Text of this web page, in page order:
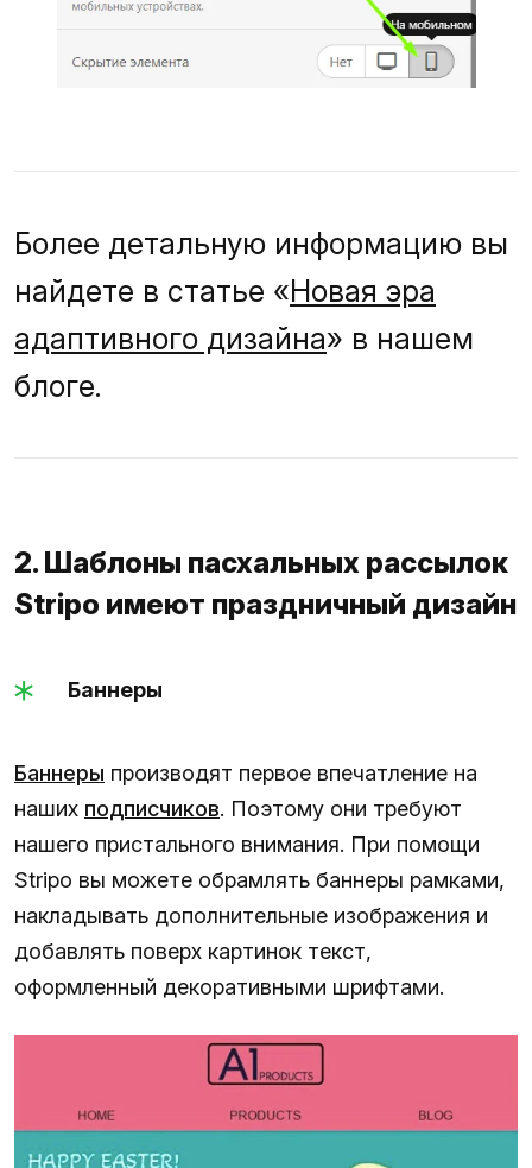
Более детальную информацию вы
найдете в статье «Новая эра
адаптивного дизайна» в нашем
блоге.
2. Шаблоны пасхальных рассылок
Stripo имеют праздничный дизайн
Баннеры
Баннеры производят первое впечатление на
наших подписчиков. Поэтому они требуют
нашего пристального внимания. При помощи
Stripo вы можете обрамлять баннеры рамками,
накладывать дополнительные изображения и
добавлять поверх картинок текст,
оформленный декоративными шрифтами.